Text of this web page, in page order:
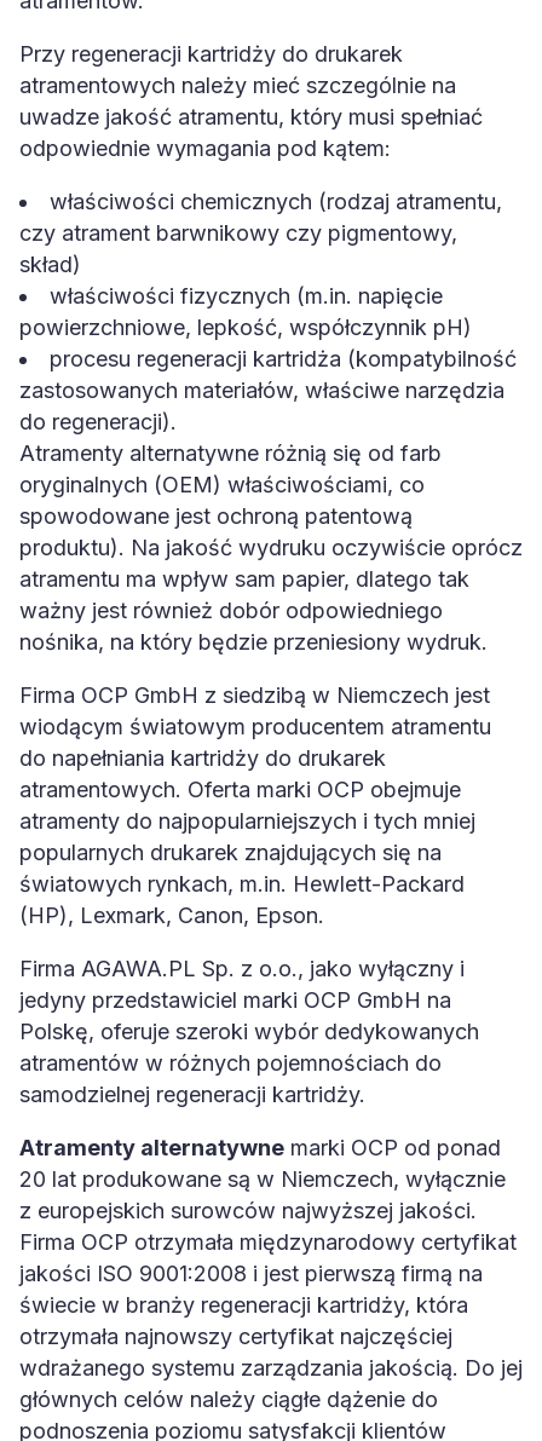
Przy regeneracji kartridży do drukarek
atramentowych należy mieć szczególnie na
uwadze jakość atramentu, który musi spełniać
odpowiednie wymagania pod kątem:
właściwości chemicznych (rodzaj atramentu,
czy atrament barwnikowy czy pigmentowy,
skład)
właściwości fizycznych (m.in. napięcie
powierzchniowe, lepkość, współczynnik pH)
procesu regeneracji kartridża (kompatybilność
zastosowanych materiałów, właściwe narzędzia
do regeneracji).
Atramenty alternatywne różnią się od farb
oryginalnych (OEM) właściwościami, co
spowodowane jest ochroną patentową
produktu). Na jakość wydruku oczywiście oprócz
atramentu ma wpływ sam papier, dlatego tak
ważny jest również dobór odpowiedniego
nośnika, na który będzie przeniesiony wydruk.
Firma OCP GmbH z siedzibą w Niemczech jest
wiodącym światowym producentem atramentu
do napełniania kartridży do drukarek
atramentowych. Oferta marki OCP obejmuje
atramenty do najpopularniejszych i tych mniej
popularnych drukarek znajdujących się na
światowych rynkach, m.in. Hewlett-Packard
(HP), Lexmark, Canon, Epson.
Firma AGAWA.PL Sp. z o.o., jako wyłączny i
jedyny przedstawiciel marki OCP GmbH na
Polskę, oferuje szeroki wybór dedykowanych
atramentów w różnych pojemnościach do
samodzielnej regeneracji kartridży.
Atramenty alternatywne marki OCP od ponad
20 lat produkowane są w Niemczech, wyłącznie
z europejskich surowców najwyższej jakości.
Firma OCP otrzymała międzynarodowy certyfikat
jakości ISO 9001:2008 i jest pierwszą firmą na
świecie w branży regeneracji kartridży, która
otrzymała najnowszy certyfikat najczęściej
wdrażanego systemu zarządzania jakością. Do jej
głównych celów należy ciągłe dążenie do
podnoszenia poziomu satysfakcji klientów